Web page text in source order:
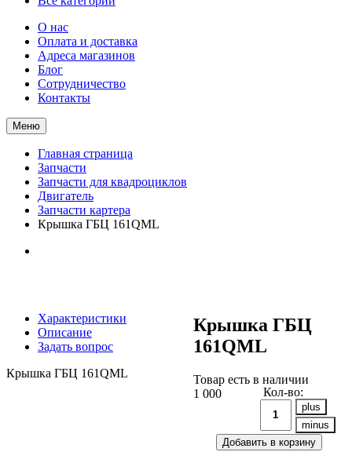
О нас
Оплата и доставка
Адреса магазинов
Блог
Сотрудничество
Контакты
Меню
Главная страница
Запчасти
Запчасти для квадроциклов
Двигатель
Запчасти картера
Крышка ГБЦ 161QML
Крышка ГБЦ
161QML
Товар есть в наличии
1 000
Кол-во:
Характеристики
Описание
Задать вопрос
Крышка ГБЦ 161QML